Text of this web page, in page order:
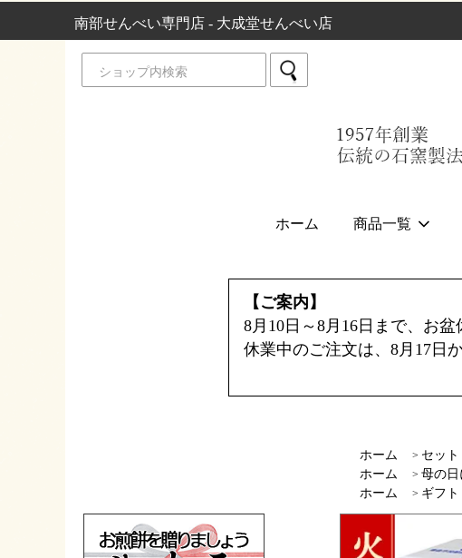
南部せんべい専門店 - 大成堂せんべい店
ホーム 商品一覧
【ご案内】
8月10日～8月16日まで、お盆
休業中のご注文は、8月17日
ホーム > セッ
ホーム
> 母の日
ホーム
> ギフ